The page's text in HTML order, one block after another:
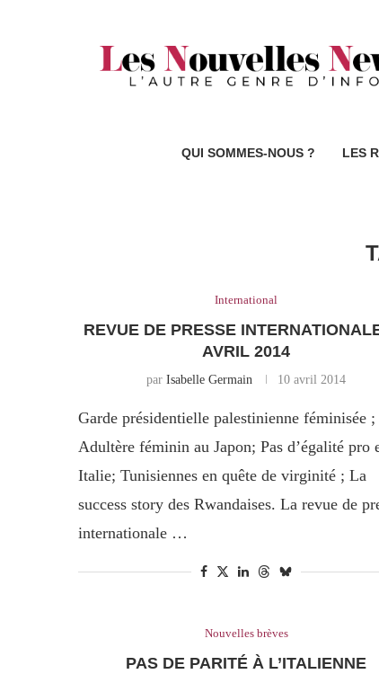
QUI SOMMES-NOUS ? LES
International
REVUE DE PRESSE
AVRIL 2014
parIsabelle Germain 10 avril 2014
Garde présidentielle palestinienne féminisée ;
Adultère féminin au Japon; Pas d’égalité pro
Italie; Tunisiennes en quête de virginité ; La
success story des Rwandaises. La revue de
internationale …
Nouvelles brèves
PAS DE PARITÉ À L’ITALIENNE